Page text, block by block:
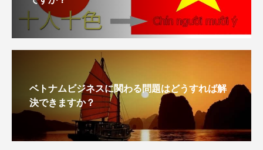
ベトナムビジネスに関わる問題はどうすれば解
決できますか？